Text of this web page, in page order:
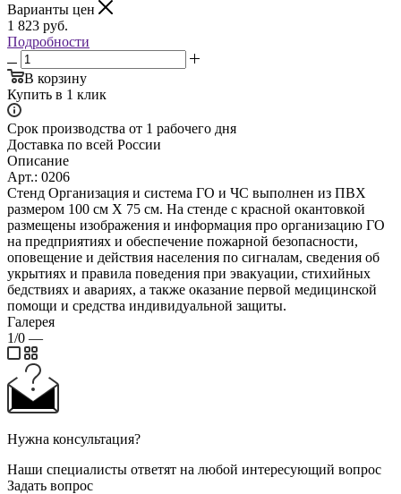
Варианты цен
1 823 руб.
Подробности
В корзину
Купить в 1 клик
Срок производства от 1 рабочего дня
Доставка по всей России
Описание
Арт.: 0206
Стенд Организация и система ГО и ЧС выполнен из ПВХ
размером 100 см Х 75 см. На стенде с красной окантовкой
размещены изображения и информация про организацию ГО
на предприятиях и обеспечение пожарной безопасности,
оповещение и действия населения по сигналам, сведения об
укрытиях и правила поведения при эвакуации, стихийных
бедствиях и авариях, а также оказание первой медицинской
помощи и средства индивидуальной защиты.
Галерея
1/0 —
Нужна консультация?
Наши специалисты ответят на любой интересующий вопрос
Задать вопрос